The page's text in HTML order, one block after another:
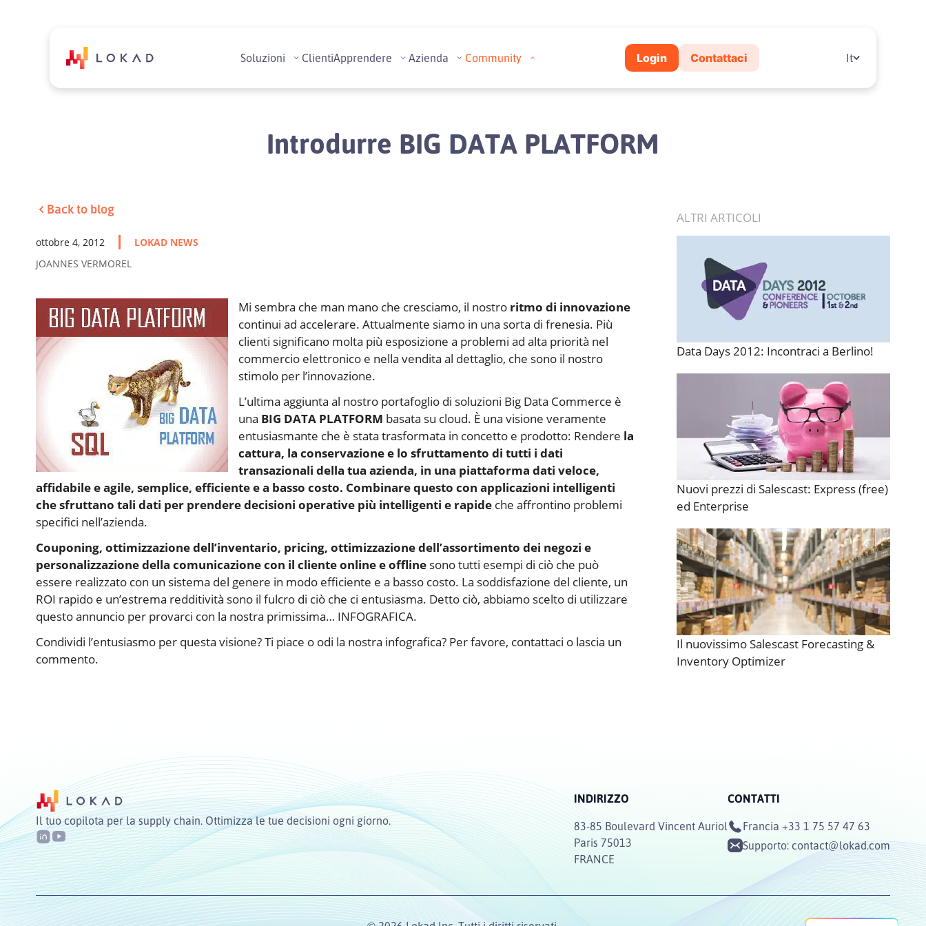
Soluzioni ClientiApprendere Azienda Community Login Contattaci It
Introdurre BIG DATA PLATFORM
Back to blog
ottobre 4, 2012
LOKAD NEWS
JOANNES VERMOREL
Mi sembra che man mano che cresciamo, il nostro ritmo di innovazione
continui ad accelerare. Attualmente siamo in una sorta di frenesia. Più
clienti significano molta più esposizione a problemi ad alta priorità nel
commercio elettronico e nella vendita al dettaglio, che sono il nostro
stimolo per l’innovazione.
L’ultima aggiunta al nostro portafoglio di soluzioni Big Data Commerce è
una BIG DATA PLATFORM basata su cloud. È una visione veramente
entusiasmante che è stata trasformata in concetto e prodotto: Rendere la
cattura, la conservazione e lo sfruttamento di tutti i dati
transazionali della tua azienda, in una piattaforma dati veloce,
affidabile e agile, semplice, efficiente e a basso costo. Combinare questo con applicazioni intelligenti
che sfruttano tali dati per prendere decisioni operative più intelligenti e rapide che affrontino problemi
specifici nell’azienda.
Couponing, ottimizzazione dell’inventario, pricing, ottimizzazione dell’assortimento dei negozi e
personalizzazione della comunicazione con il cliente online e offline sono tutti esempi di ciò che può
essere realizzato con un sistema del genere in modo efficiente e a basso costo. La soddisfazione del cliente, un
ROI rapido e un’estrema redditività sono il fulcro di ciò che ci entusiasma. Detto ciò, abbiamo scelto di utilizzare
questo annuncio per provarci con la nostra primissima… INFOGRAFICA.
Condividi l’entusiasmo per questa visione? Ti piace o odi la nostra infografica? Per favore, contattaci o lascia un
commento.
ALTRI ARTICOLI
Data Days 2012: Incontraci a Berlino!
Nuovi prezzi di Salescast: Express (free)
ed Enterprise
Il nuovissimo Salescast Forecasting &
Inventory Optimizer
Il tuo copilota per la supply chain. Ottimizza le tue decisioni ogni giorno.
INDIRIZZO
83-85 Boulevard Vincent Auriol
Paris 75013
FRANCE
CONTATTI
Francia +33 1 75 57 47 63
Supporto: contact@lokad.com